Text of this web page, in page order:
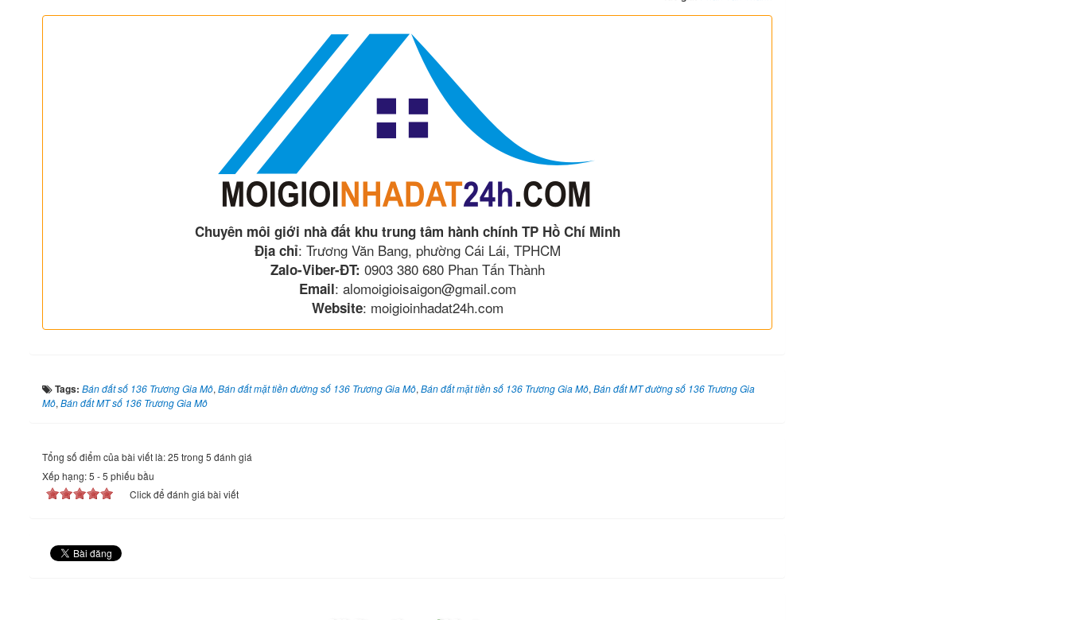
Chuyên môi giới nhà đất khu trung tâm hành chính TP Hồ Chí Minh
Địa chỉ: Trương Văn Bang, phường Cái Lái, TPHCM
Zalo-Viber-ĐT: 0903 380 680 Phan Tấn Thành
Email: alomoigioisaigon@gmail.com
Website: moigioinhadat24h.com
Tags: Bán đất số 136 Trương Gia Mô, Bán đất mặt tiền đường số 136 Trương Gia Mô, Bán đất mặt tiền số 136 Trương Gia Mô, Bán đất MT đường số 136 Trương Gia
Mô, Bán đất MT số 136 Trương Gia Mô
Tổng số điểm của bài viết là: 25 trong 5 đánh giá
Xếp hạng:5 -5 phiếu bầu
Click để đánh giá bài viết